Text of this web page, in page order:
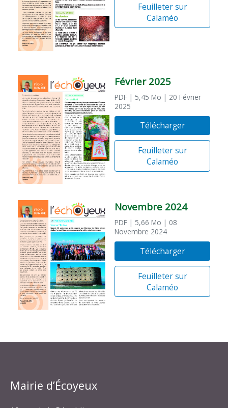
Feuilleter sur
Calaméo
Février 2025
PDF | 5,45 Mo | 20 Février
2025
Télécharger
Feuilleter sur
Calaméo
Novembre 2024
PDF | 5,66 Mo | 08
Novembre 2024
Télécharger
Feuilleter sur
Calaméo
Mairie d’Écoyeux